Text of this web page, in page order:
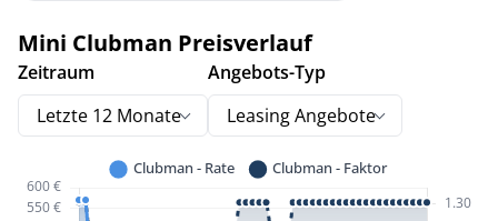
Mini Clubman Preisverlauf
Zeitraum
Letzte 12 Monate
Angebots-Typ
Leasing Angebote